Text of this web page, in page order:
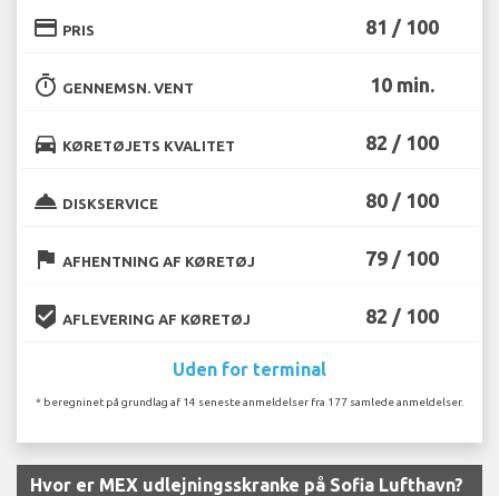
credit_card PRIS 81 / 100
timer GENNEMSN. VENT 10 min.
directions_car KØRETØJETS KVALITET 82 / 100
room_service DISKSERVICE 80 / 100
flag AFHENTNING AF KØRETØJ 79 / 100
beenhere AFLEVERING AF KØRETØJ 82 / 100
Uden for terminal
* beregninet på grundlag af 14 seneste anmeldelser fra 177 samlede anmeldelser.
Hvor er MEX udlejningsskranke på Sofia Lufthavn?